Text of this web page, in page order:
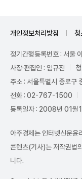
개인정보처리방침 청
정기간행등록번호 : 서울
사장·편집인 : 임규진
주소 : 서울특별시 종로
전화 : 02-767-1500
등록일자 : 2008년 01월
아주경제는 인터넷신문윤
콘텐츠(기사)는 저작권법
니다.